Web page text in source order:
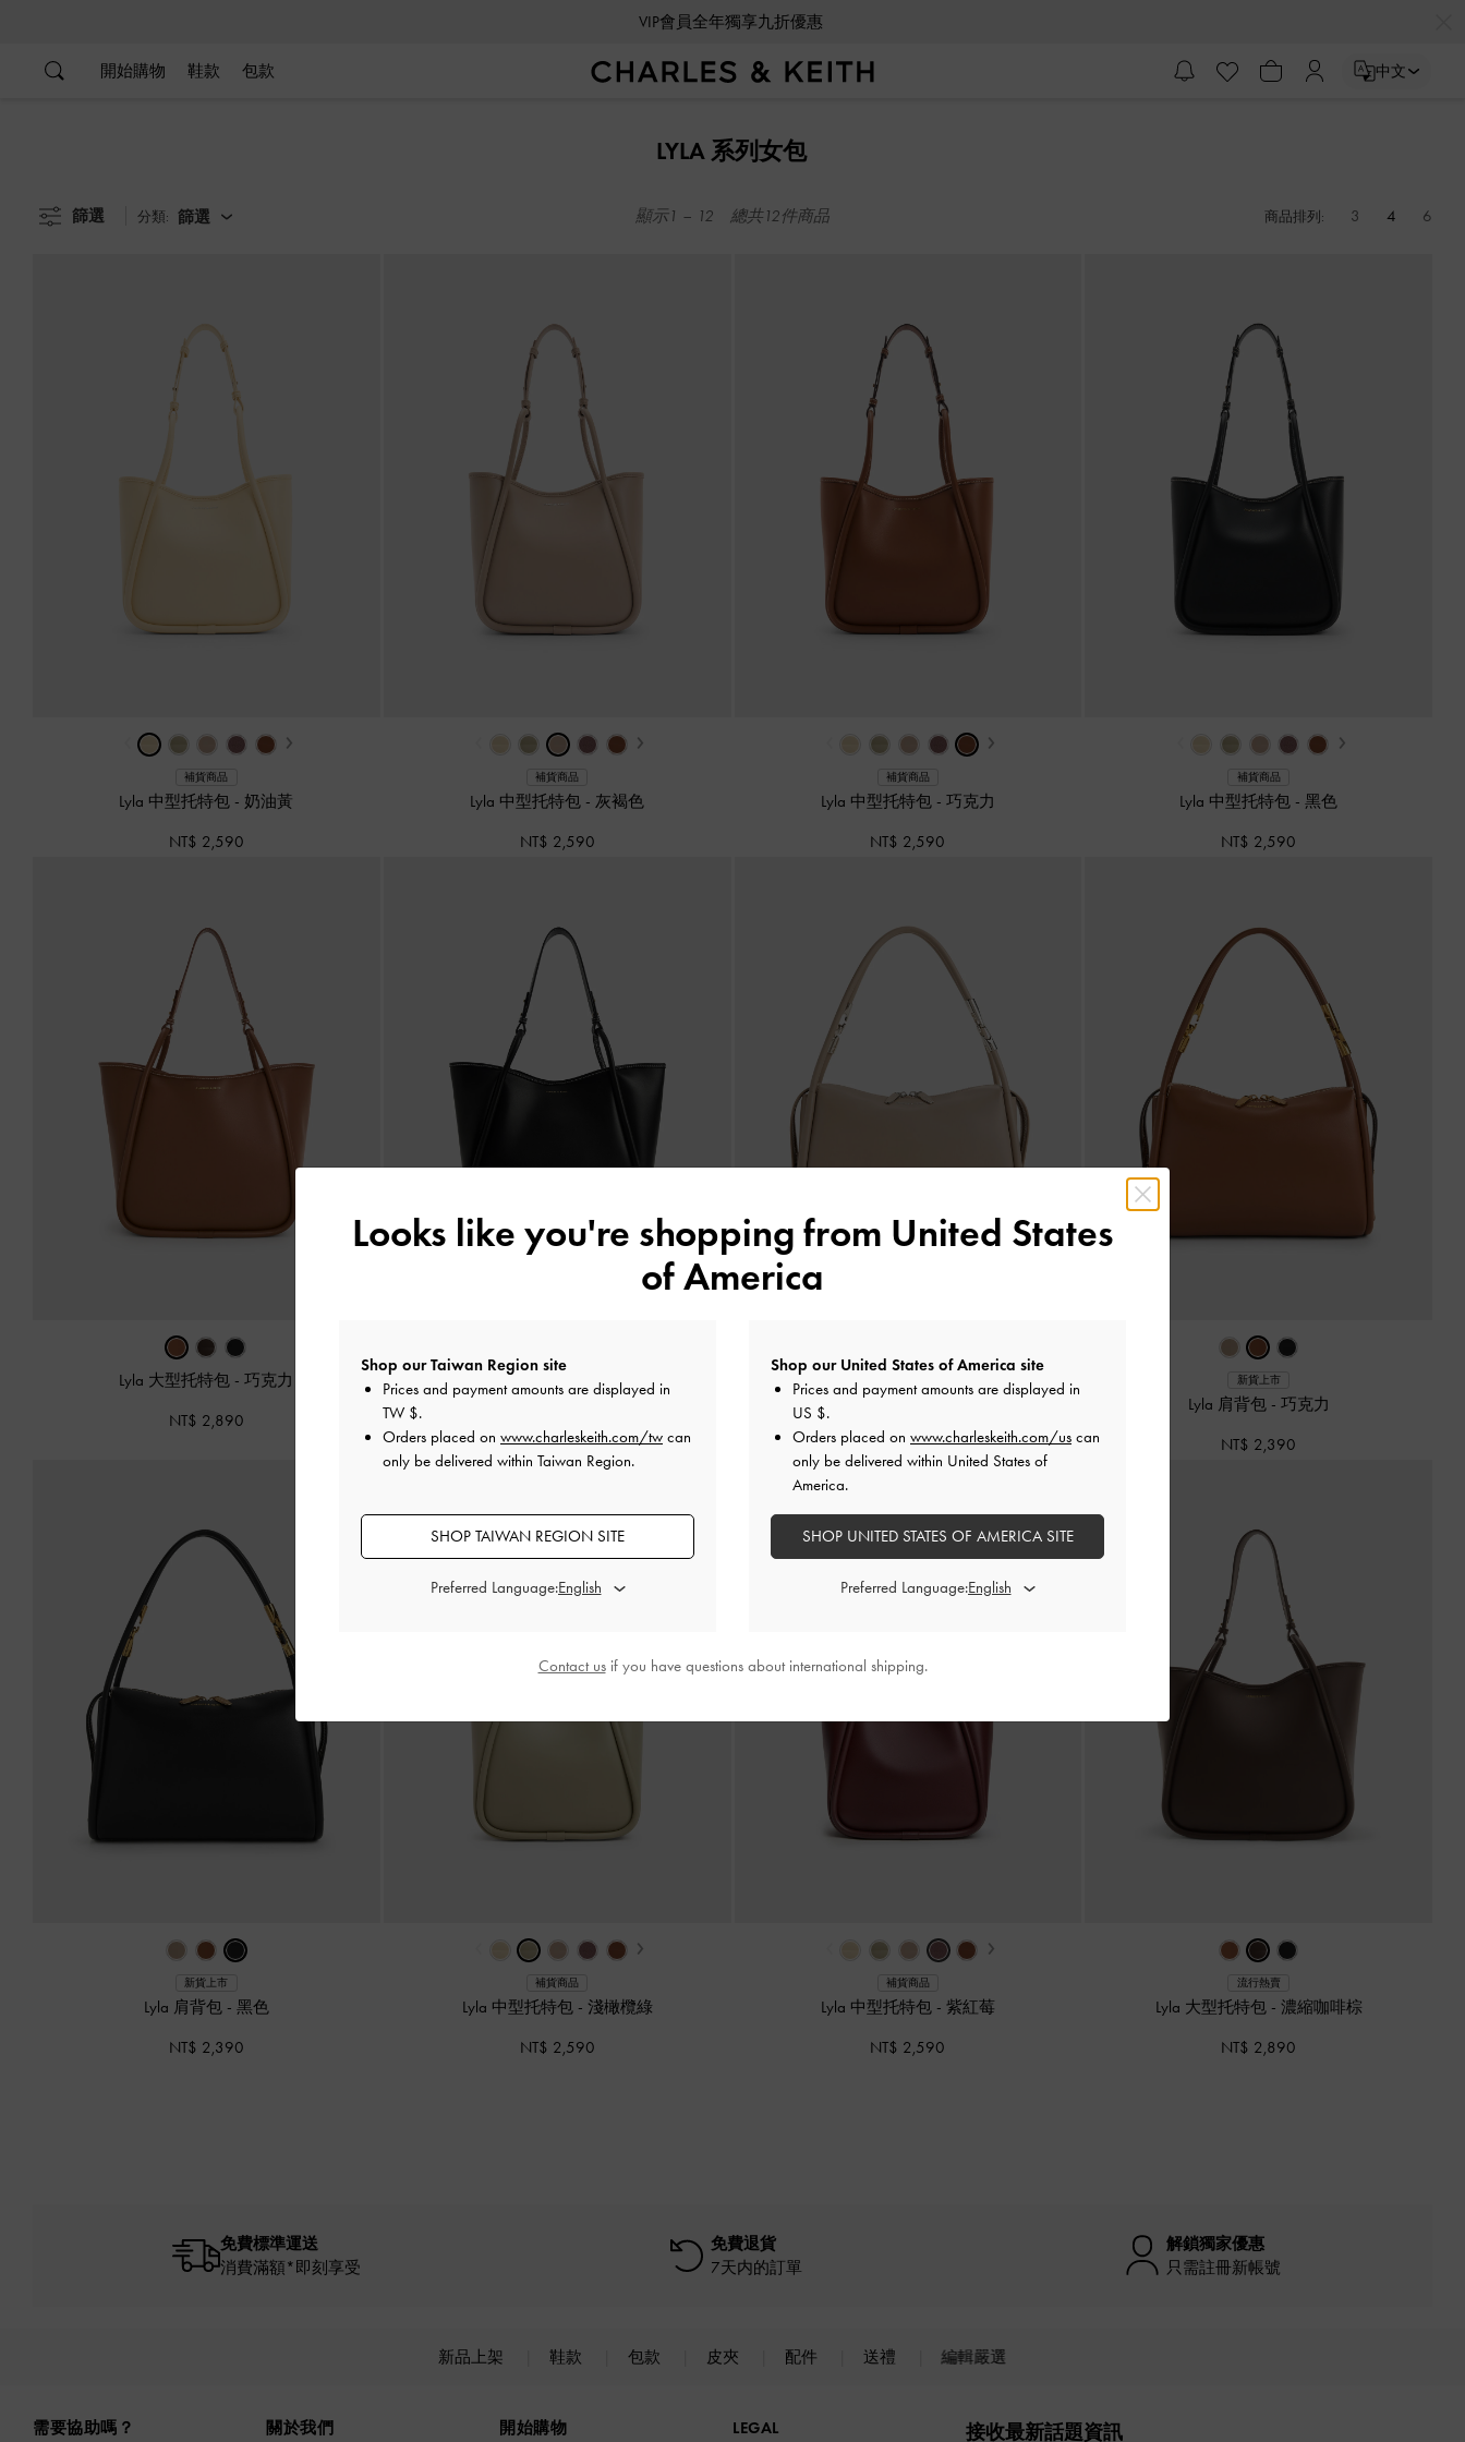
VIP會員全年獨享九折優惠
開始購物 鞋款 包款 中文
LYLA 系列女包
篩選 分類: 篩選 顯示1 – 12 總共12件商品 商品排列: 3 4 6
›
補貨商品
Lyla 中型托特包 - 奶油黃
NT$ 2,590
›
補貨商品
Lyla 中型托特包 - 灰褐色
NT$ 2,590
›
補貨商品
Lyla 中型托特包 - 巧克力
NT$ 2,590
›
補貨商品
Lyla 中型托特包 -黑色
NT$ 2,590
Lyla 大型托特包 -巧克力
NT$ 2,890
Lyla 大型托特包 -黑色
Lyla 肩背包
NT$ 2,390
新貨上市
Lyla 肩背包 - 巧克力
NT$ 2,390
新貨上市
Lyla 肩背包 - 黑色
NT$ 2,390
›
補貨商品
Lyla 中型托特包 - 淺橄欖綠
NT$ 2,590
›
補貨商品
Lyla 中型托特包 - 紫紅莓
NT$ 2,590
流行熱賣
Lyla 大型托特包 - 濃縮咖啡棕
NT$ 2,890
免費標準運送
消費滿額*即刻享受
免費退貨
7天内的訂單
解鎖獨家優惠
只需註冊新帳號
新品上架 鞋款 包款 皮夾 配件 送禮 編輯嚴選
需要協助嗎？ 關於我們 開始購物 LEGAL 接收最新話題資訊
Looks like you're shopping from United States
of America
Shop our Taiwan Region site
Prices and payment amounts are displayed in
TW $.
Orders placed on www.charleskeith.com/tw can
only be delivered within Taiwan Region.
SHOP TAIWAN REGION SITE
Preferred Language:
Shop our United States of America site
Prices and payment amounts are displayed in
US $.
Orders placed on www.charleskeith.com/us can
only be delivered within United States of
America.
SHOP UNITED STATES OF AMERICA SITE
Preferred Language:
Contact usif you have questions about international shipping.